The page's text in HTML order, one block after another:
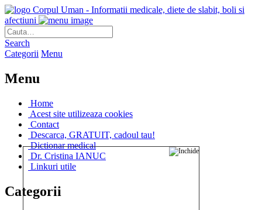
Corpul Uman - Informatii medicale, diete de slabit, boli si
afectiuni
Search
Categorii Menu
Menu
Home
Acest site utilizeaza cookies
Contact
Descarca, GRATUIT, cadoul tau!
Dictionar medical
Dr. Cristina IANUC
Linkuri utile
Categorii